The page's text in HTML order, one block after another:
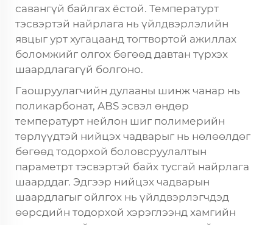
савангүй байлгах ёстой. Температурт
тэсвэртэй найрлага нь үйлдвэрлэлийн
явцыг урт хугацаанд тогтвортой ажиллах
боломжийг олгох бөгөөд давтан түрхэх
шаардлагагүй болгоно.
Гаошруулагчийн дулааны шинж чанар нь
поликарбонат, ABS эсвэл өндөр
температурт нейлон шиг полимерийн
төрлүүдтэй нийцэх чадварыг нь нөлөөлдөг
бөгөөд тодорхой боловсруулалтын
параметрт тэсвэртэй байх тусгай найрлага
шаарддаг. Эдгээр нийцэх чадварын
шаардлагыг ойлгох нь үйлдвэрлэгчдэд
өөрсдийн тодорхой хэрэглээнд хамгийн